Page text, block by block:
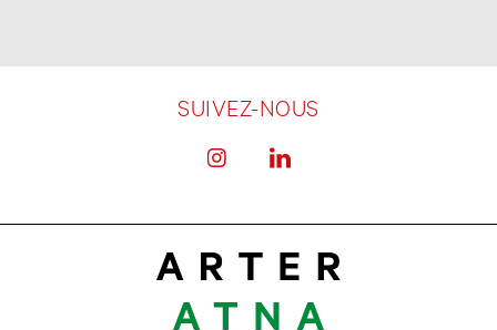
SUIVEZ-NOUS